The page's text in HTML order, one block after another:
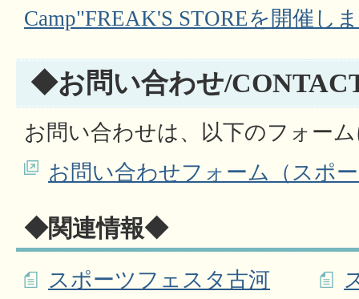
Camp"FREAK'S STOREを開催し
◆お問い合わせ/
お問い合わせは、以下のフォー
お問い合わせフォーム（スポ
◆関連情報◆
スポーツフェスタ古河